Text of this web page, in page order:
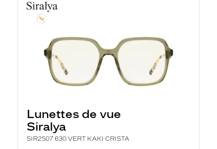
Lunettes de vue
Siralya
SIR2507 630 VERT KAKI CRISTA